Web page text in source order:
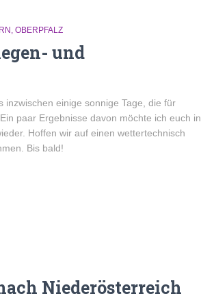
OBERPFALZ
und
einige sonnige Tage, die für
paar Ergebnisse davon möchte ich euch in
Hoffen wir auf einen wettertechnisch
Bis bald!
Niederösterreich